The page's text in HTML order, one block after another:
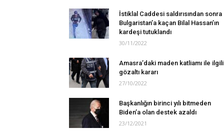
İstiklal Caddesi saldırısından sonra
Bulgaristan’a kaçan Bilal Hassan’ın
kardeşi tutuklandı
30/11/2022
Amasra’daki maden katliamı ile ilgili
gözaltı kararı
27/10/2022
Başkanlığın birinci yılı bitmeden
Biden’a olan destek azaldı
23/12/2021